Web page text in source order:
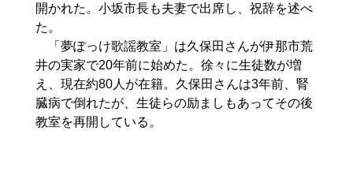
開かれた。小坂市長も夫妻で出席し、祝辞を述べ
た。
「夢ぽっけ歌謡教室」は久保田さんが伊那市荒
井の実家で20年前に始めた。徐々に生徒数が増
え、現在約80人が在籍。久保田さんは3年前、腎
臓病で倒れたが、生徒らの励ましもあってその後
教室を再開している。